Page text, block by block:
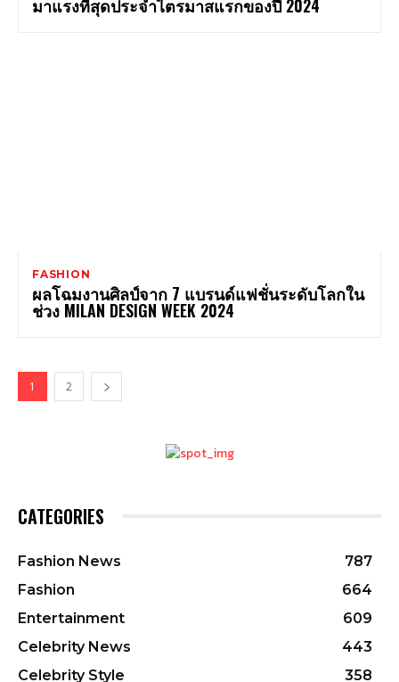
มาแรงที่สุดประจำไตรมาสแรกของปี 2024
FASHION
ผลโฉมงานศิลป์จาก 7 แบรนด์แฟชั่นระดับโลกใน
ช่วง MILAN DESIGN WEEK 2024
1 2
CATEGORIES
Fashion News
787
Fashion
664
Entertainment
609
Celebrity News
443
Celebrity Style
358